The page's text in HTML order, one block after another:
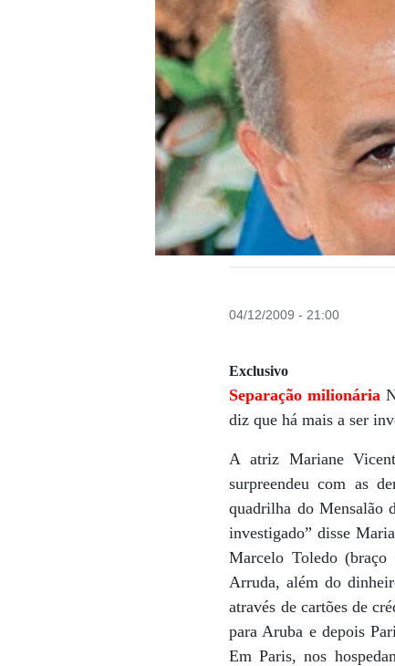
04/12/2009 - 21:00
Exclusivo
Separação milionária
diz que há mais a ser
A atriz Mariane
surpreendeu com as
quadrilha do Mensalão
investigado” disse
Marcelo Toledo
Arruda, além do
através de cartões de
para Aruba e depois
Em Paris, nos